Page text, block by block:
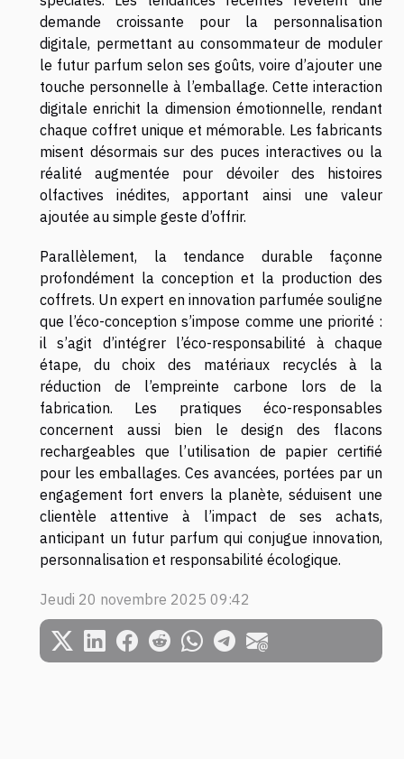
demande croissante pour la personnalisation
digitale, permettant au consommateur de moduler
le futur parfum selon ses goûts, voire d’ajouter une
touche personnelle à l’emballage. Cette interaction
digitale enrichit la dimension émotionnelle, rendant
chaque coffret unique et mémorable. Les fabricants
misent désormais sur des puces interactives ou la
réalité augmentée pour dévoiler des histoires
olfactives inédites, apportant ainsi une valeur
ajoutée au simple geste d’offrir.
Parallèlement, la tendance durable façonne
profondément la conception et la production des
coffrets. Un expert en innovation parfumée souligne
que l’éco-conception s’impose comme une priorité :
il s’agit d’intégrer l’éco-responsabilité à chaque
étape, du choix des matériaux recyclés à la
réduction de l’empreinte carbone lors de la
fabrication. Les pratiques éco-responsables
concernent aussi bien le design des flacons
rechargeables que l’utilisation de papier certifié
pour les emballages. Ces avancées, portées par un
engagement fort envers la planète, séduisent une
clientèle attentive à l’impact de ses achats,
anticipant un futur parfum qui conjugue innovation,
personnalisation et responsabilité écologique.
Jeudi 20 novembre 2025 09:42